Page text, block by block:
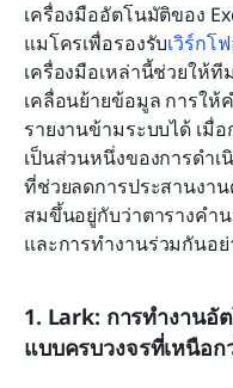
เครื่องมืออัตโนมัติของ
แมโครเพื่อรองรับเวิร์กโ
เครื่องมือเหล่านี้ช่วยให้
เคลื่อนย้ายข้อมูล การให้
รายงานข้ามระบบได้ เมื่
เป็นส่วนหนึ่งของการดำ
ที่ช่วยลดการประสานงา
สมขึ้นอยู่กับว่าตารางคำ
และการทำงานร่วมกันอย่
1. Lark: การทำงานอั
แบบครบวงจรที่เหนือก